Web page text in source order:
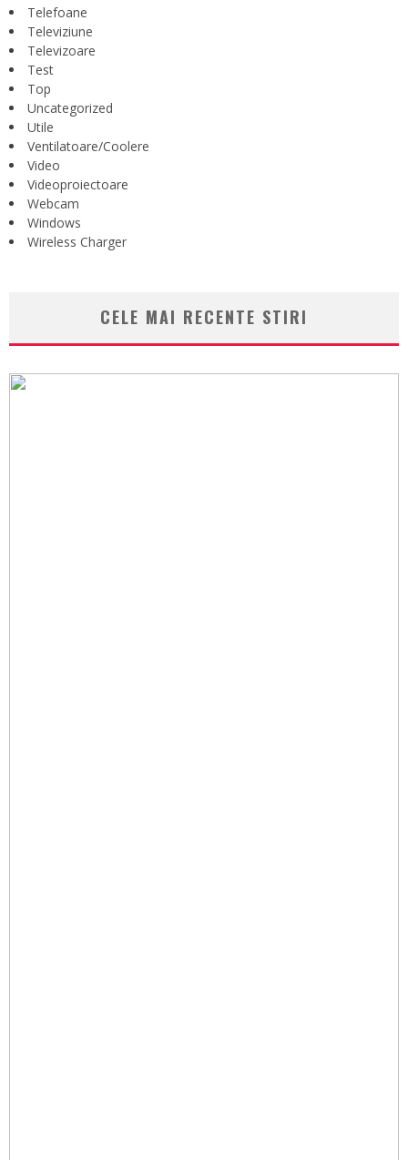
Telefoane
Televiziune
Televizoare
Test
Top
Uncategorized
Utile
Ventilatoare/Coolere
Video
Videoproiectoare
Webcam
Windows
Wireless Charger
CELE MAI RECENTE STIRI